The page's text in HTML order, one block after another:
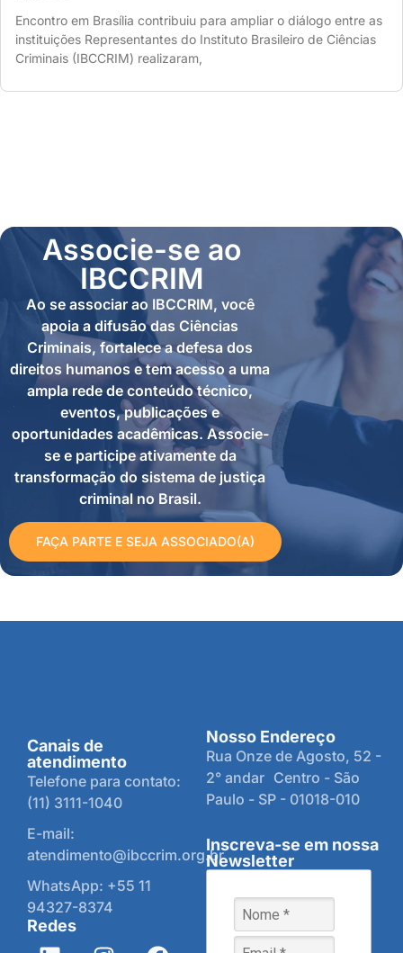
Encontro em Brasília contribuiu para ampliar o diálogo entre as
instituições Representantes do Instituto Brasileiro de Ciências
Criminais (IBCCRIM) realizaram,
Associe-se ao
IBCCRIM
Ao se associar ao IBCCRIM, você
apoia a difusão das Ciências
Criminais, fortalece a defesa dos
direitos humanos e tem acesso a uma
ampla rede de conteúdo técnico,
eventos, publicações e
oportunidades acadêmicas. Associe-
se e participe ativamente da
transformação do sistema de justiça
criminal no Brasil.
FAÇA PARTE E SEJA ASSOCIADO(A)
Canais de
atendimento
Telefone para contato:
(11) 3111-1040
E-mail:
atendimento@ibccrim.org.br
WhatsApp: +55 11
94327-8374
Redes
Nosso Endereço
Rua Onze de Agosto, 52 -
2° andar Centro - São
Paulo - SP - 01018-010
Inscreva-se em nossa
Newsletter